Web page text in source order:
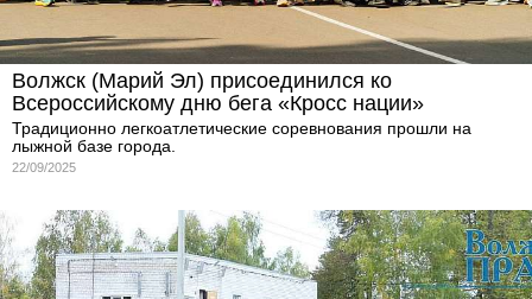
Волжск (Марий Эл) присоединился ко
Всероссийскому дню бега «Кросс нации»
Традиционно легкоатлетические соревнования прошли на
лыжной базе города.
22/09/2025